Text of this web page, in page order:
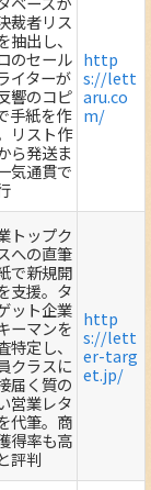
裁者リス
抽出し、
のセール
イターが
響のコピ
手紙を作
リスト作
ら発送ま
気通貫で
http
s://lett
aru.co
m/
トップク
への直筆
で新規開
支援。タ
ット企業
ーマンを
特定し、
クラスに
届く質の
営業レタ
代筆。商
得率も高
評判
http
s://lett
er-targ
et.jp/